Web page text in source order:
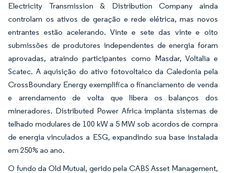
Electricity Transmission & Distribution Company ainda
controlam os ativos de geração e rede elétrica, mas novos
entrantes estão acelerando. Vinte e sete das vinte e oito
submissões de produtores independentes de energia foram
aprovadas, atraindo participantes como Masdar, Voltalia e
Scatec. A aquisição do ativo fotovoltaico da Caledonia pela
CrossBoundary Energy exemplifica o financiamento de venda
e arrendamento de volta que libera os balanços dos
mineradores. Distributed Power Africa implanta sistemas de
telhado modulares de 100 kW a 5 MW sob acordos de compra
de energia vinculados a ESG, expandindo sua base instalada
em 250% ao ano.
O fundo da Old Mutual, gerido pela CABS Asset Management,